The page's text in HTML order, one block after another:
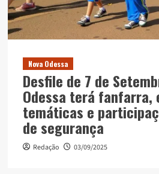
Nova Odessa
Desfile de 7 de
Odessa terá fanfarra,
temáticas e
de segurança
Redação 03/09/2025